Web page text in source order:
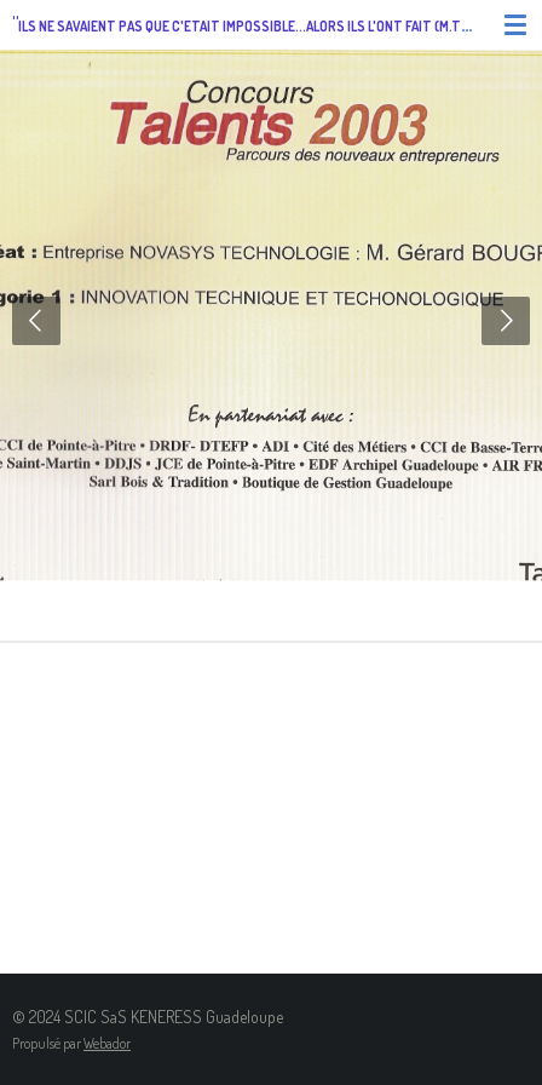
Passer
au
contenu
"ILS NE SAVAIENT PAS QUE C'ETAIT IMPOSSIBLE...ALORS ILS L'ONT FAIT (M.TWAIN)
© 2024 SCIC SaS KENERESS Guadeloupe
Propulsé parWebador